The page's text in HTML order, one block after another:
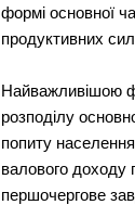
формі основної
продуктивних
Найважливішою
розподілу
попиту
валового доходу
першочергове